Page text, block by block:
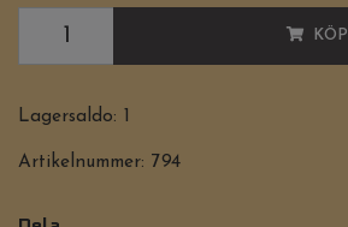
KÖP
Lagersaldo: 1
Artikelnummer: 794